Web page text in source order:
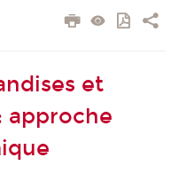
et
approche